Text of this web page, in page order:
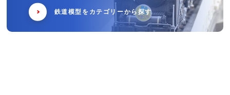
鉄道模型をカテゴリーから探す